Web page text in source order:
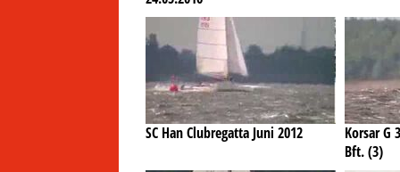
SC Han Clubregatta Juni 2012
Korsar G
Bft. (3)